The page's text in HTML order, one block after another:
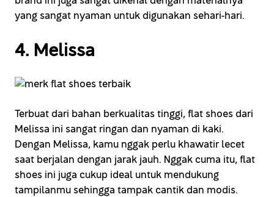
yang sangat nyaman untuk digunakan sehari-hari.
4. Melissa
Terbuat dari bahan berkualitas tinggi, flat shoes dari
Melissa ini sangat ringan dan nyaman di kaki.
Dengan Melissa, kamu nggak perlu khawatir lecet
saat berjalan dengan jarak jauh. Nggak cuma itu, flat
shoes ini juga cukup ideal untuk mendukung
tampilanmu sehingga tampak cantik dan modis.